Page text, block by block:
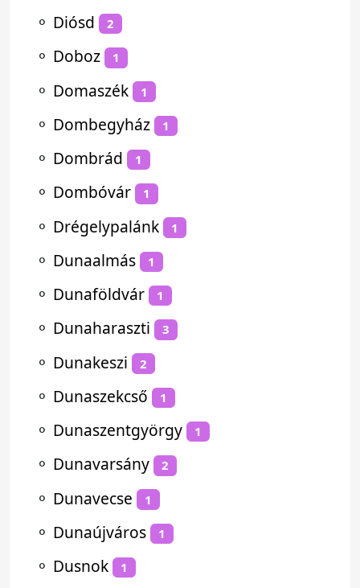
⚬ Diósd 2
⚬ Doboz 1
⚬ Domaszék 1
⚬ Dombegyház 1
⚬ Dombrád 1
⚬ Dombóvár 1
⚬ Drégelypalánk 1
⚬ Dunaalmás 1
⚬ Dunaföldvár 1
⚬ Dunaharaszti 3
⚬ Dunakeszi 2
⚬ Dunaszekcső 1
⚬ Dunaszentgyörgy 1
⚬ Dunavarsány 2
⚬ Dunavecse 1
⚬ Dunaújváros 1
⚬ Dusnok 1